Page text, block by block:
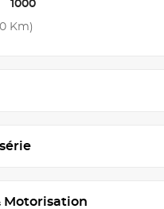
1000
Km)
Motorisation